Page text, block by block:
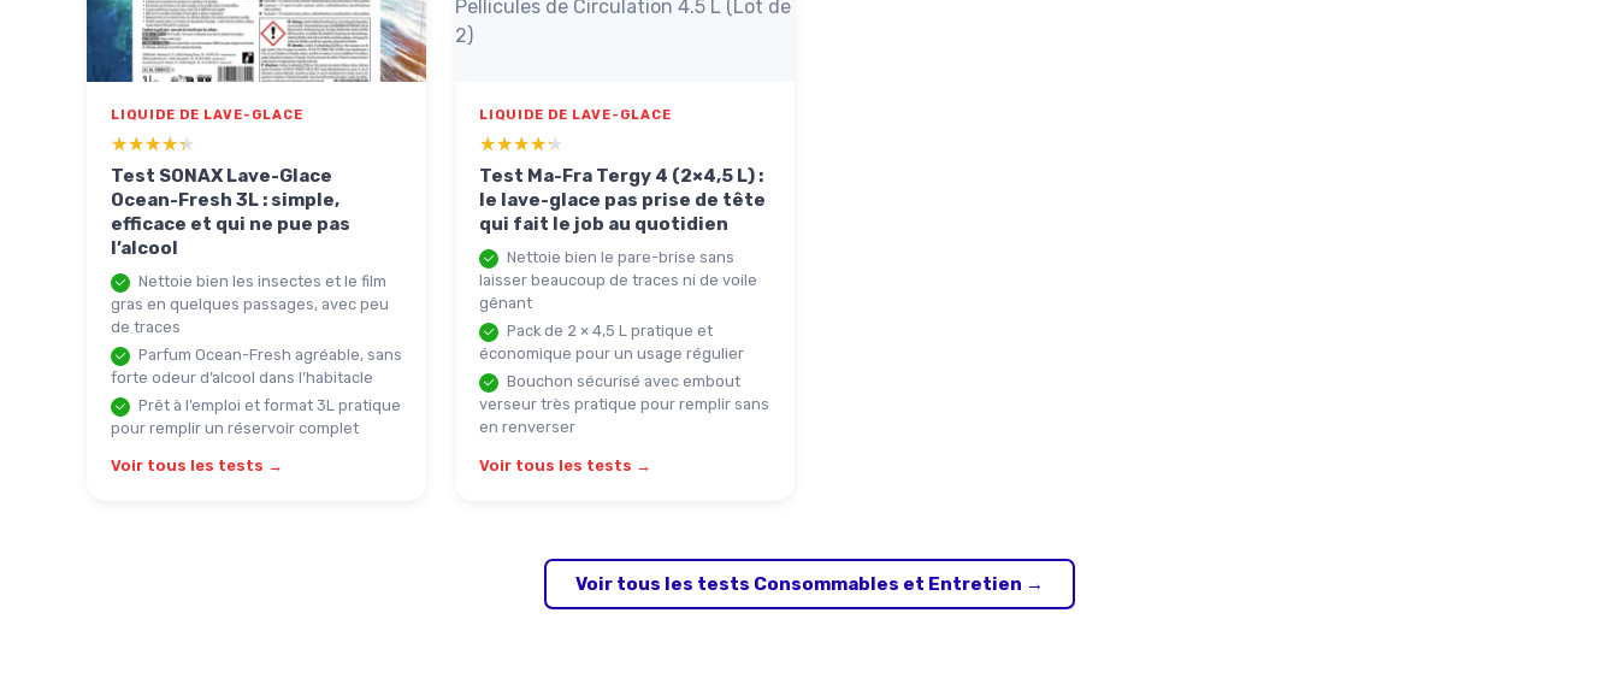
LIQUIDE DE LAVE-GLACE
★★★★★
★★★★★
Test SONAX Lave-Glace
Ocean-Fresh 3L : simple,
efficace et qui ne pue pas
l’alcool
Nettoie bien les insectes et le film
gras en quelques passages, avec peu
de traces
Parfum Ocean-Fresh agréable, sans
forte odeur d’alcool dans l’habitacle
Prêt à l’emploi et format 3L pratique
pour remplir un réservoir complet
Voir tous les tests →
Pellicules de Circulation 4.5 L (Lot de
2)
LIQUIDE DE LAVE-GLACE
★★★★★
★★★★★
Test Ma-Fra Tergy 4 (2×4,5 L) :
le lave-glace pas prise de tête
qui fait le job au quotidien
Nettoie bien le pare-brise sans
laisser beaucoup de traces ni de voile
gênant
Pack de 2 × 4,5 L pratique et
économique pour un usage régulier
Bouchon sécurisé avec embout
verseur très pratique pour remplir sans
en renverser
Voir tous les tests →
Voir tous les tests Consommables et Entretien →